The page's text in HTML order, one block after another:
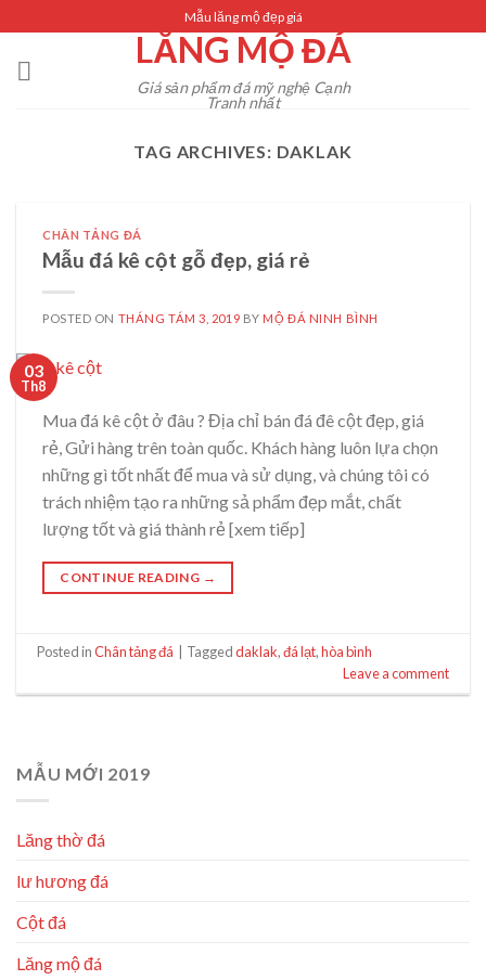
content
Mẫu lăng mộ đẹp giá
LĂNG MỘ ĐÁ
Giá sản phẩm đá mỹ nghệ Cạnh
Tranh nhất
TAG ARCHIVES: DAKLAK
CHÂN TẢNG ĐÁ
Mẫu đá kê cột gỗ đẹp, giá rẻ
POSTED ON THÁNG TÁM 3, 2019 BY MỘ ĐÁ NINH BÌNH
03
Th8
Mua đá kê cột ở đâu ? Địa chỉ bán đá đê cột đẹp, giá
rẻ, Gửi hàng trên toàn quốc. Khách hàng luôn lựa chọn
những gì tốt nhất để mua và sử dụng, và chúng tôi có
trách nhiệm tạo ra những sả phẩm đẹp mắt, chất
lượng tốt và giá thành rẻ [xem tiếp]
CONTINUE READING →
Posted inChân tảng đá Taggeddaklak,đá lạt,hòa bình
Leave a comment
MẪU MỚI 2019
Lăng thờ đá
lư hương đá
Cột đá
Lăng mộ đá